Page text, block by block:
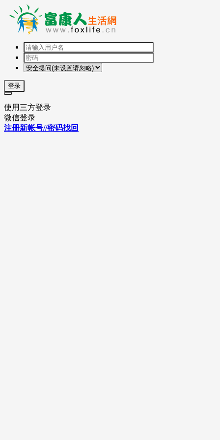
登录
使用三方登录
微信登录
注册新帐号//密码找回